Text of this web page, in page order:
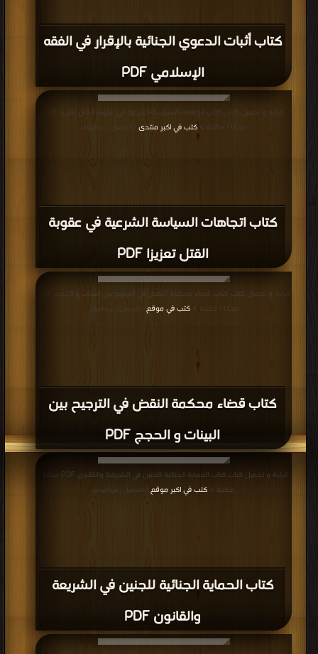
كتاب أثبات الدعوي الجنائية بالإقرار في الفقه
الإسلامي PDF
كتاب اتجاهات السياسة الشرعية في عقوبة
القتل تعزيزا PDF
مجانا | مكتبة > كتب في اكبر منتدى | التحميل : مرة/مرات
كتاب قضاء محكمة النقض في الترجيح بين
البينات و الحجج PDF
مجانا | مكتبة >كتب في موقع | التحميل : مرة/مرات
كتاب الحماية الجنائية للجنين في الشريعة
والقانون PDF
قراءة و تحميل كتاب كتاب الحماية الجنائية للجنين في الشريعة والقانون PDF مجانا |
مكتبة > كتب في اكبر موقع | التحميل : مرة/مرات